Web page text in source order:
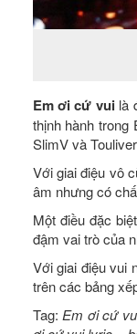
Em ơi cứ vuilà
thịnh hành
SlimV và
Với giai điệu vô
âm nhưng có
Một điều đặc
đậm vai trò của
Với giai điệu vui
trên các bảng
Tag: Em ơi cứ